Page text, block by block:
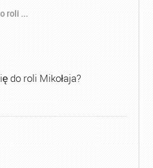
roli ...
do roli Mikołaja?